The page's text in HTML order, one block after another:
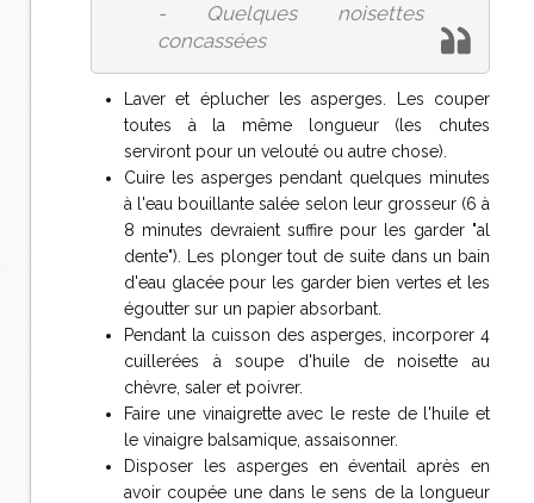
- Quelques noisettes
concassées
Laver et éplucher les asperges. Les couper
toutes à la même longueur (les chutes
serviront pour un velouté ou autre chose).
Cuire les asperges pendant quelques minutes
à l'eau bouillante salée selon leur grosseur (6 à
8 minutes devraient suffire pour les garder "al
dente"). Les plonger tout de suite dans un bain
d'eau glacée pour les garder bien vertes et les
égoutter sur un papier absorbant.
Pendant la cuisson des asperges, incorporer 4
cuillerées à soupe d'huile de noisette au
chèvre, saler et poivrer.
Faire une vinaigrette avec le reste de l'huile et
le vinaigre balsamique, assaisonner.
Disposer les asperges en éventail après en
avoir coupée une dans le sens de la longueur